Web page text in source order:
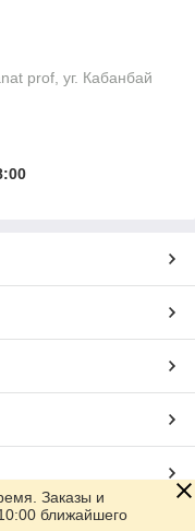
prof, уг. Кабанбай
Заказы и
ближайшего